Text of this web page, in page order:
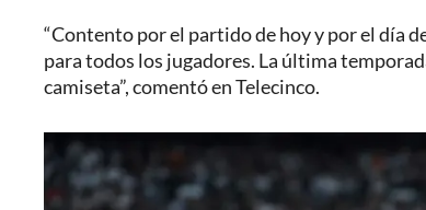
“Contento por el partido de hoy y por el día
para todos los jugadores. La última
camiseta”, comentó en Telecinco.